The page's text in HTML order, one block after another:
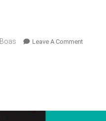
Leave A CommentOn